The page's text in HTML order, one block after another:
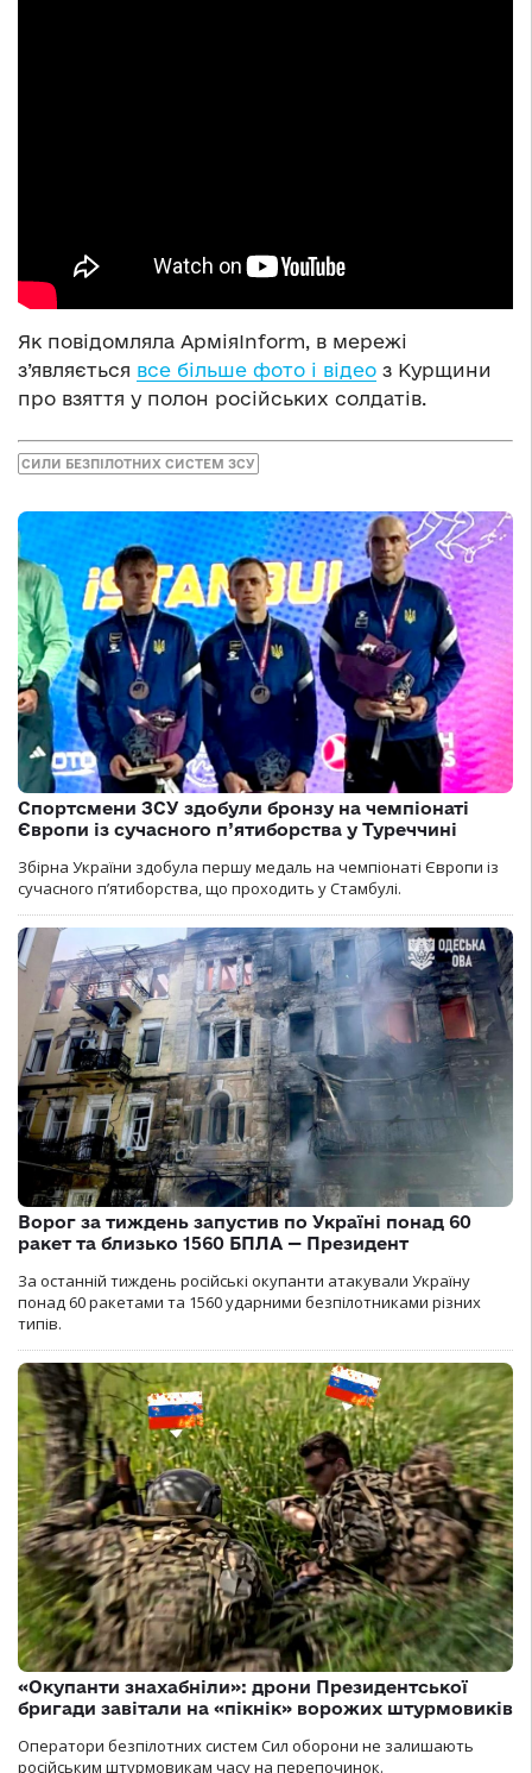
Як повідомляла АрміяInform, в мережі
з’являється все більше фото і відео з Курщини
про взяття у полон російських солдатів.
СИЛИ БЕЗПІЛОТНИХ СИСТЕМ ЗСУ
Спортсмени ЗСУ здобули бронзу на чемпіонаті
Європи із сучасного п’ятиборства у Туреччині
Збірна України здобула першу медаль на чемпіонаті Європи із
сучасного п’ятиборства, що проходить у Стамбулі.
Ворог за тиждень запустив по Україні понад 60
ракет та близько 1560 БПЛА — Президент
За останній тиждень російські окупанти атакували Україну
понад 60 ракетами та 1560 ударними безпілотниками різних
типів.
«Окупанти знахабніли»: дрони Президентської
бригади завітали на «пікнік» ворожих штурмовиків
Оператори безпілотних систем Сил оборони не залишають
російським штурмовикам часу на перепочинок.